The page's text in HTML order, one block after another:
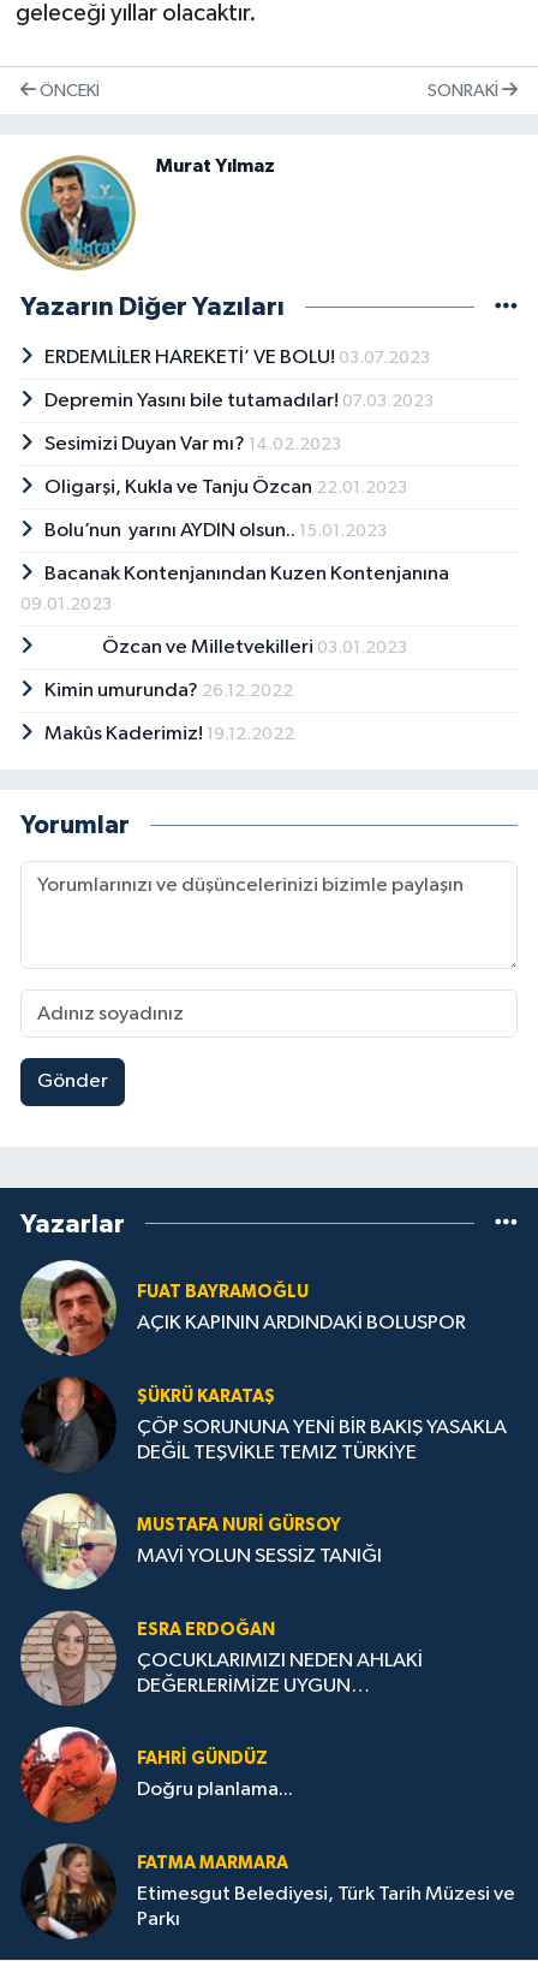
geleceği yıllar olacaktır.
ÖNCEKI SONRAKI
Murat Yılmaz
Yazarın Diğer Yazıları
ERDEMLİLER HAREKETİ’ VE BOLU! 03.07.2023
Depremin Yasını bile tutamadılar! 07.03.2023
Sesimizi Duyan Var mı? 14.02.2023
Oligarşi, Kukla ve Tanju Özcan 22.01.2023
Bolu’nun yarını AYDIN olsun.. 15.01.2023
Bacanak Kontenjanından Kuzen Kontenjanına
09.01.2023
Özcan ve Milletvekilleri 03.01.2023
Kimin umurunda? 26.12.2022
Makûs Kaderimiz! 19.12.2022
Yorumlar
Gönder
Yazarlar
FUAT BAYRAMOĞLU
AÇIK KAPININ ARDINDAKİ BOLUSPOR
ŞÜKRÜ KARATAŞ
ÇÖP SORUNUNA YENİ BİR BAKIŞ YASAKLA
DEĞİL TEŞVİKLE TEMIZ TÜRKİYE
MUSTAFA NURI GÜRSOY
MAVİ YOLUN SESSİZ TANIĞI
ESRA ERDOĞAN
ÇOCUKLARIMIZI NEDEN AHLAKİ
DEĞERLERİMİZE UYGUN
FAHRI GÜNDÜZ
Doğru planlama...
FATMA MARMARA
Etimesgut Belediyesi, Türk Tarih Müzesi ve
Parkı